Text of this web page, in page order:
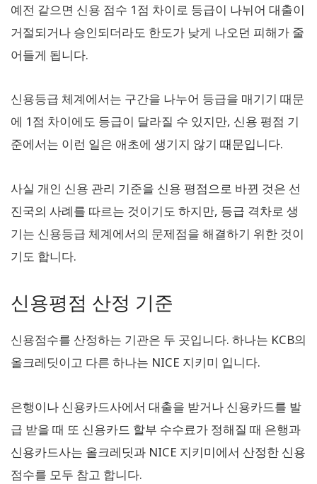
예전 같으면 신용 점수 1점 차이로 등급이 나뉘어 대출이
거절되거나 승인되더라도 한도가 낮게 나오던 피해가 줄
어들게 됩니다.
신용등급 체계에서는 구간을 나누어 등급을 매기기 때문
에 1점 차이에도 등급이 달라질 수 있지만, 신용 평점 기
준에서는 이런 일은 애초에 생기지 않기 때문입니다.
사실 개인 신용 관리 기준을 신용 평점으로 바뀐 것은 선
진국의 사례를 따르는 것이기도 하지만, 등급 격차로 생
기는 신용등급 체계에서의 문제점을 해결하기 위한 것이
기도 합니다.
신용평점 산정 기준
신용점수를 산정하는 기관은 두 곳입니다. 하나는 KCB의
올크레딧이고 다른 하나는 NICE 지키미 입니다.
은행이나 신용카드사에서 대출을 받거나 신용카드를 발
급 받을 때 또 신용카드 할부 수수료가 정해질 때 은행과
신용카드사는 올크레딧과 NICE 지키미에서 산정한 신용
점수를 모두 참고 합니다.